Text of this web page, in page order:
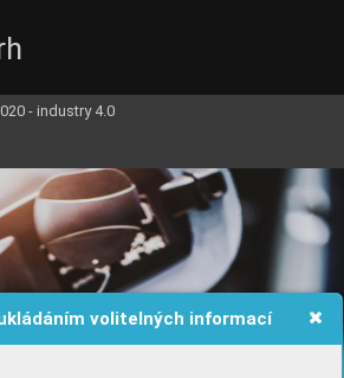
volitelných informací
- industry 4.0